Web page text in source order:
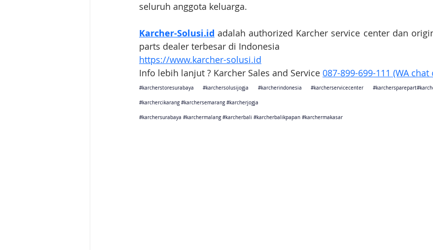
seluruh anggota keluarga.
Karcher-Solusi.id adalah authorized Karcher service center dan
parts dealer terbesar di Indonesia
https://www.karcher-solusi.id
Info lebih lanjut ? Karcher Sales and Service 087-899-699-111 (WA chat
#karcherstoresurabaya #karchersolusijogja #karcherindonesia #karcherservicecenter #karchersparepart
#karchercikarang #karchersemarang #karcherjogja
#karchersurabaya #karchermalang #karcherbali #karcherbalikpapan #karchermakasar